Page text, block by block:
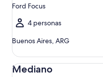
Ford Focus
4 personas
Buenos Aires, ARG
Mediano
Mediano Toyota Corolla